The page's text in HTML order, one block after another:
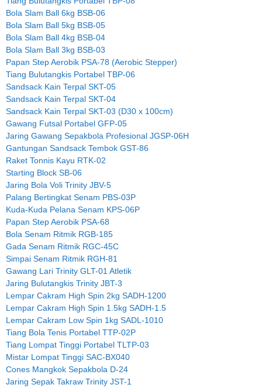
Bola Slam Ball 6kg BSB-06
Bola Slam Ball 5kg BSB-05
Bola Slam Ball 4kg BSB-04
Bola Slam Ball 3kg BSB-03
Papan Step Aerobik PSA-78 (Aerobic Stepper)
Tiang Bulutangkis Portabel TBP-06
Sandsack Kain Terpal SKT-05
Sandsack Kain Terpal SKT-04
Sandsack Kain Terpal SKT-03 (D30 x 100cm)
Gawang Futsal Portabel GFP-05
Jaring Gawang Sepakbola Profesional JGSP-06H
Gantungan Sandsack Tembok GST-86
Raket Tonnis Kayu RTK-02
Starting Block SB-06
Jaring Bola Voli Trinity JBV-5
Palang Bertingkat Senam PBS-03P
Kuda-Kuda Pelana Senam KPS-06P
Papan Step Aerobik PSA-68
Bola Senam Ritmik RGB-185
Gada Senam Ritmik RGC-45C
Simpai Senam Ritmik RGH-81
Gawang Lari Trinity GLT-01 Atletik
Jaring Bulutangkis Trinity JBT-3
Lempar Cakram High Spin 2kg SADH-1200
Lempar Cakram High Spin 1.5kg SADH-1.5
Lempar Cakram Low Spin 1kg SADL-1010
Tiang Bola Tenis Portabel TTP-02P
Tiang Lompat Tinggi Portabel TLTP-03
Mistar Lompat Tinggi SAC-BX040
Cones Mangkok Sepakbola D-24
Jaring Sepak Takraw Trinity JST-1